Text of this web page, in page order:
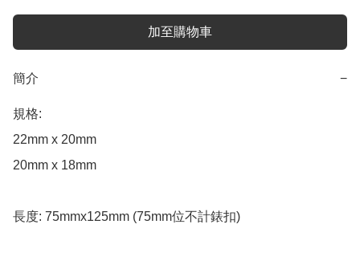
加至購物車
簡介 −
規格:
22mm x 20mm
20mm x 18mm
長度: 75mmx125mm (75mm位不計錶扣)